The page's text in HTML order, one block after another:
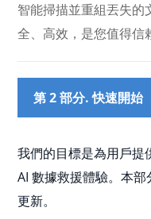
智能掃描並重組丟失的
全、高效，是您值得信
第 2 部分. 快速開始
我們的目標是為用戶提
AI 數據救援體驗。本
更新。